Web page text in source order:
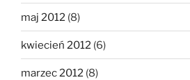
maj 2012 (8)
kwiecień 2012 (6)
marzec 2012 (8)